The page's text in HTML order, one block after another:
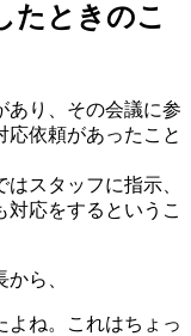
たときのこ
あり、その会議に参
応依頼があったこと
スタッフに指示、
応をするというこ
ら、
よね。これはちょっ